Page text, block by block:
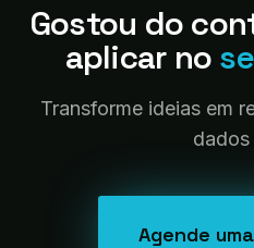
Gostou do
aplicar no
Transforme ideias em
dados
Agende